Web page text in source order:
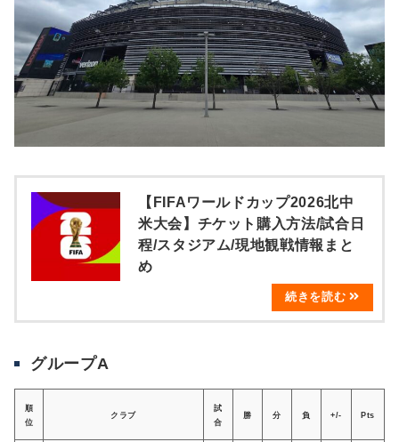
【FIFAワールドカップ2026北中
米大会】チケット購入方法/試合日
程/スタジアム/現地観戦情報まと
め
グループA
順
位
クラブ
試
合
勝 分 負 +/- Pts